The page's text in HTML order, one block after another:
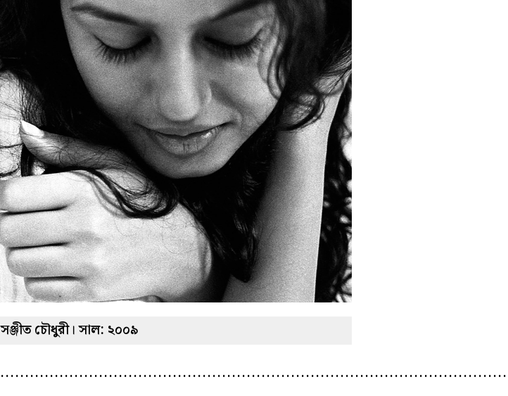
চৌধুরী। সাল: ২০০৯